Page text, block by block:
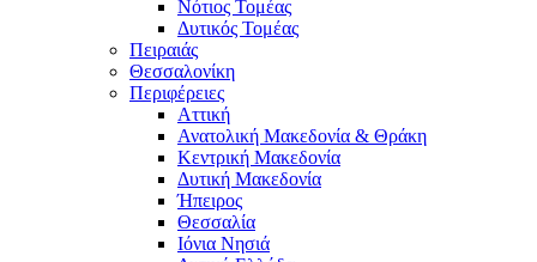
Νότιος Τομέας
Δυτικός Τομέας
Πειραιάς
Θεσσαλονίκη
Περιφέρειες
Αττική
Ανατολική Μακεδονία & Θράκη
Κεντρική Μακεδονία
Δυτική Μακεδονία
Ήπειρος
Θεσσαλία
Ιόνια Νησιά